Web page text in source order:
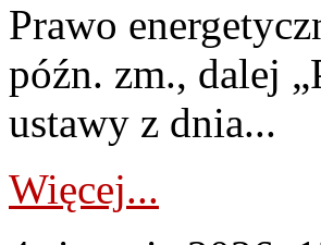
Prawo
późn. zm., dalej
ustawy z dnia...
Więcej...